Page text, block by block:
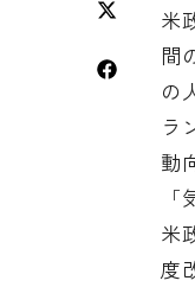
米
間
の
ラ
動
米
度